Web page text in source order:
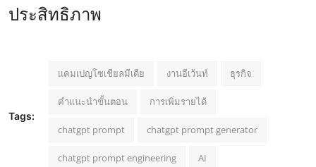
ประสิทธิภาพ
Tags:
แคมเปญโซเชียลมีเดีย งานอีเว้นท์ ธุรกิจ
คำแนะนำขั้นตอน การเพิ่มรายได้
chatgpt prompt chatgpt prompt generator
chatgpt prompt engineering AI